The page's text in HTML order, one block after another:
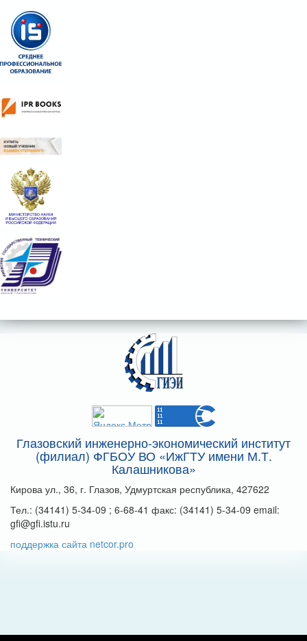
Глазовский инженерно-экономический институт
(филиал) ФГБОУ ВО «ИжГТУ имени М.Т.
Калашникова»
Кирова ул., 36, г. Глазов, Удмуртская республика, 427622
Тел.: (34141) 5-34-09 ; 6-68-41 факс: (34141) 5-34-09 email:
gfi@gfi.istu.ru
поддержка сайта netcor.pro